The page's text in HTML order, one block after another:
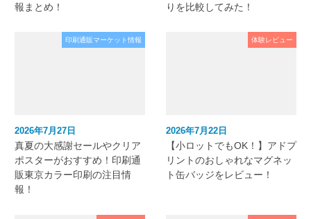
報まとめ！
りを比較してみた！
印刷通販マーケット情報
2026年7月27日
真夏の大感謝セールやクリア
ポスターがおすすめ！印刷通
販東京カラー印刷の注目情
報！
体験レビュー
2026年7月22日
【小ロットでもOK！】アドプ
リントのおしゃれなマグネッ
ト缶バッジをレビュー！